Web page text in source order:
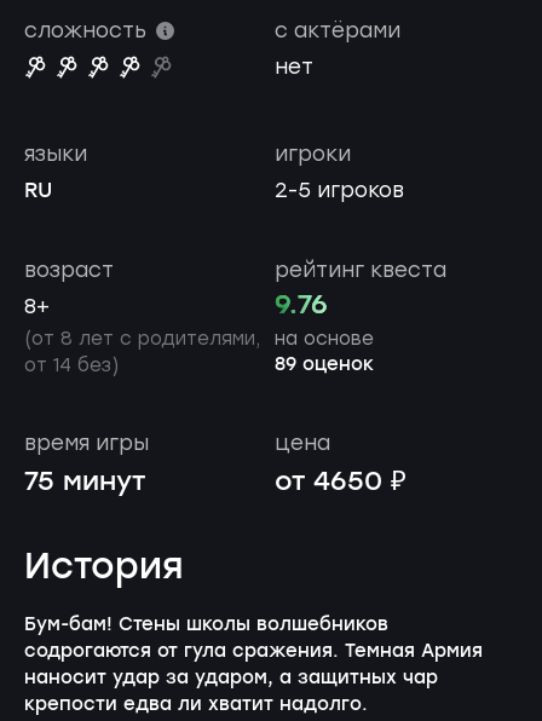
сложность
с актёрами
нет
игроки
2-5 игроков
языки
RU
возраст
8+
(от 8 лет с родителями,
от 14 без)
рейтинг квеста
9.76
на основе
89 оценок
время игры
75 минут
цена
от 4650 ₽
История
Бум-бам! Стены школы волшебников
содрогаются от гула сражения. Темная Армия
наносит удар за ударом, а защитных чар
крепости едва ли хватит надолго.